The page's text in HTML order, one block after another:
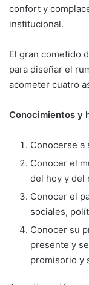
confort y
institucional.
El gran cometido
para diseñar el
acometer cuatro
Conocimientos y
Conocerse a
Conocer el
del hoy y del
Conocer el
sociales,
Conocer su
presente y
promisorio y